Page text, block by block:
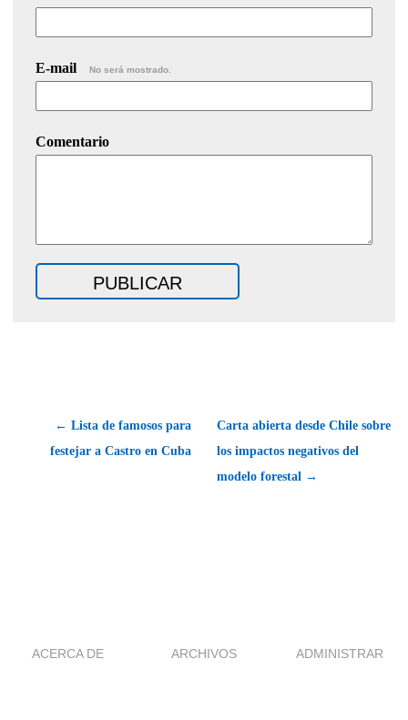
E-mail No será mostrado.
Comentario
← Lista de famosos para
festejar a Castro en Cuba
Carta abierta desde Chile sobre
los impactos negativos del
modelo forestal →
ACERCA DE ARCHIVOS ADMINISTRAR